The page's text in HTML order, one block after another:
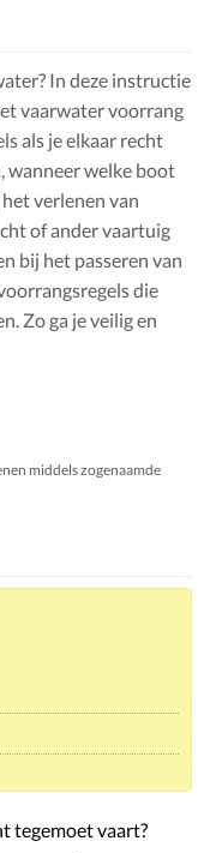
In deze instructie
vaarwater voorrang
als je elkaar recht
wanneer welke boot
verlenen van
of ander vaartuig
bij het passeren van
die
Zo ga je veilig en
middels zogenaamde
tegemoet vaart?